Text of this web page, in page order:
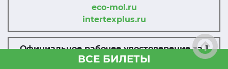
eco-mol.ru
intertexplus.ru
Официальное рабочее удостоверение за 1
день!
ВСЕ БИЛЕТЫ